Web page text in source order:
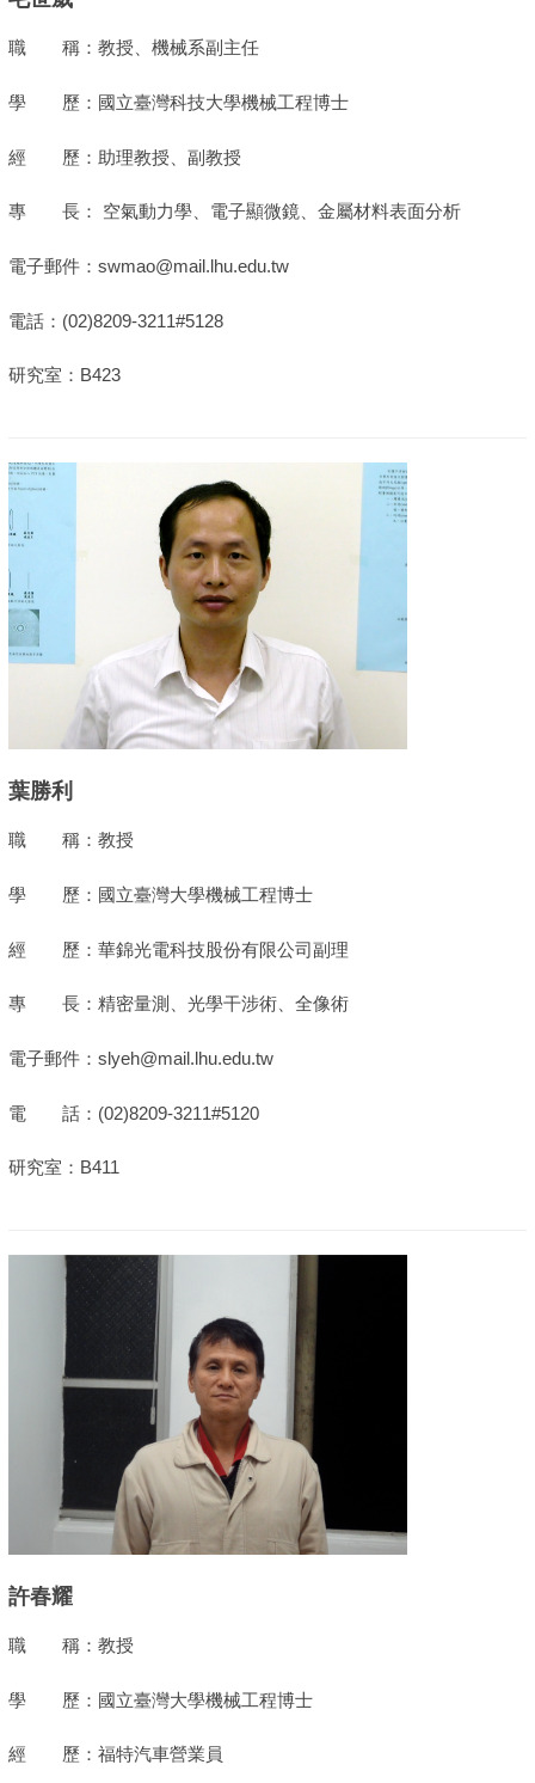
職 稱：教授、機械系副主任
學 歷：國立臺灣科技大學機械工程博士
經 歷：助理教授、副教授
專 長： 空氣動力學、電子顯微鏡、金屬材料表面分析
電子郵件：swmao@mail.lhu.edu.tw
電話：(02)8209-3211#5128
研究室：B423
葉勝利
職 稱：教授
學 歷：國立臺灣大學機械工程博士
經 歷：華錦光電科技股份有限公司副理
專 長：精密量測、光學干涉術、全像術
電子郵件：slyeh@mail.lhu.edu.tw
電 話：(02)8209-3211#5120
研究室：B411
許春耀
職 稱：教授
學 歷：國立臺灣大學機械工程博士
經 歷：福特汽車營業員